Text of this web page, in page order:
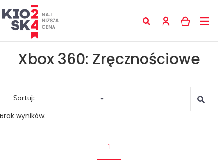
Xbox 360: Zręcznościowe
Sortuj:
Brak wyników.
1